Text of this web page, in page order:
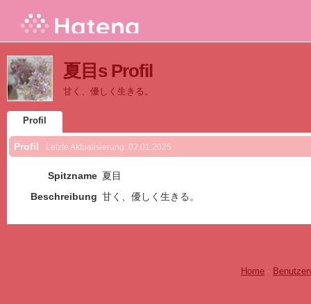
夏目s Profil
甘く、優しく生きる。
Profil
Profil Letzte Aktualisierung: 02.01.2025
Spitzname 夏目
Beschreibung 甘く、優しく生きる。
Home -